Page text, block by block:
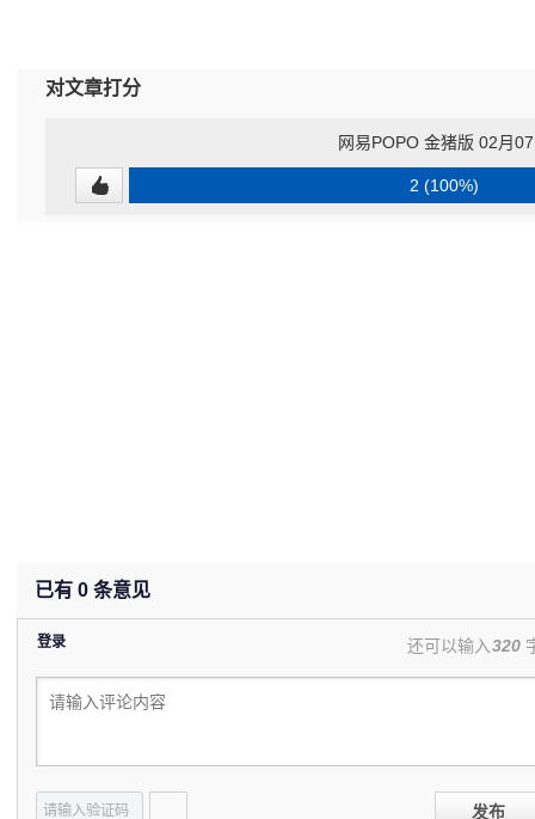
对文章打分
网易POPO 金猪版 02月
2 (100%)
已有 0 条意见
登录 还可以输入320
发布